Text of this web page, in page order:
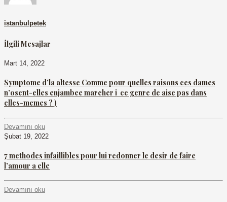
istanbulpetek
İlgili Mesajlar
Mart 14, 2022
Symptome d’la altesse Comme pour quelles raisons ces dames
n’osent-elles enjambee marcher i ce genre de aise pas dans
elles-memes ? )
Devamını oku
Şubat 19, 2022
7 methodes infaillibles pour lui redonner le desir de faire
l’amour a elle
Devamını oku